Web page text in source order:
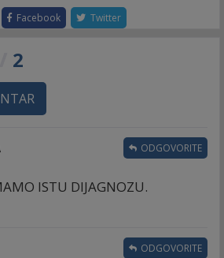
Facebook Twitter
2
ISTU DIJAGNOZU.
ODGOVORITE
ODGOVORITE